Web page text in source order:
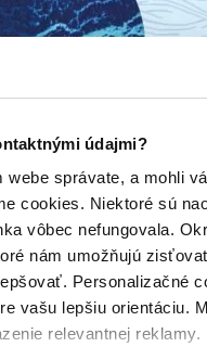
údajmi?
webe správate, a mohli
cookies. Niektoré sú
vôbec nefungovala.
nám umožňujú
Personalizačné
vašu lepšiu orientáciu.
relevantnej reklamy.